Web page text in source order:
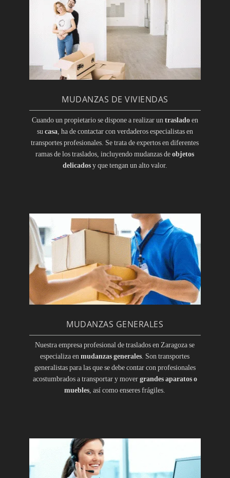
MUDANZAS DE VIVIENDAS
Cuando un propietario se dispone a realizar un trasladoen
su casa, ha de contactar con verdaderos especialistas en
transportes profesionales. Se trata de expertos en diferentes
ramas de los traslados, incluyendo mudanzas deobjetos
delicadosy que tengan un alto valor.
MUDANZAS GENERALES
Nuestra empresa profesional de traslados en Zaragoza se
especializa enmudanzas generales . Son transportes
generalistas para las que se debe contar con profesionales
acostumbrados a transportar y mover grandes aparatos o
muebles , así como enseres frágiles.